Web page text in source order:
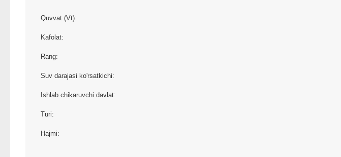
Quvvat (Vt):
Kafolat:
Rang:
Suv darajasi ko'rsatkichi:
Ishlab chikaruvchi davlat:
Turi:
Hajmi: